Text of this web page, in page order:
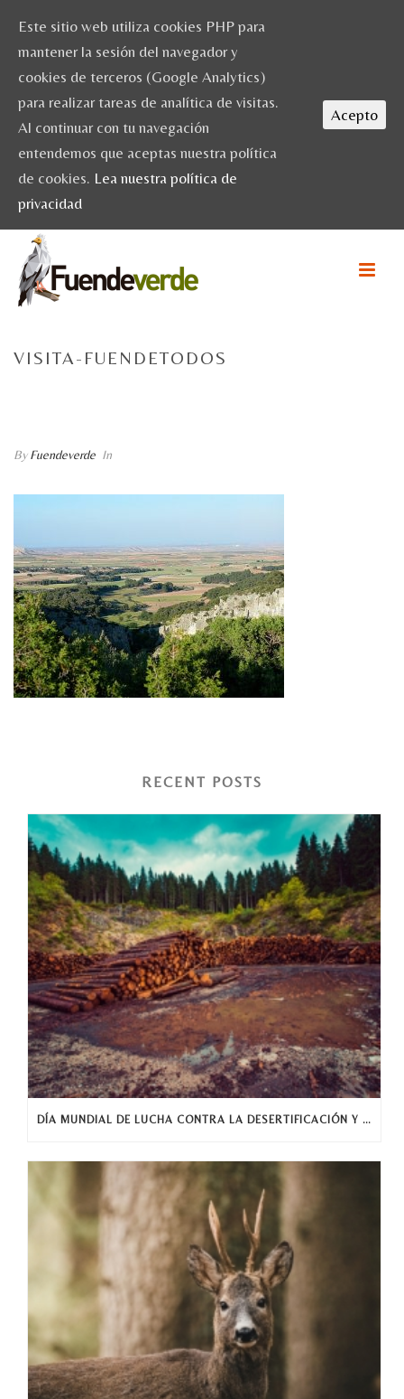
VISITA-FUENDETODOS
ByFuendeverde In
RECENT POSTS
DÍA MUNDIAL DE LUCHA CONTRA LA DESERTIFICACIÓN Y LA SEQUÍA
Este sitio web utiliza cookies PHP para
mantener la sesión del navegador y
cookies de terceros (Google Analytics)
para realizar tareas de analítica de visitas.
Al continuar con tu navegación
entendemos que aceptas nuestra política
de cookies. Lea nuestra política de
privacidad
Acepto